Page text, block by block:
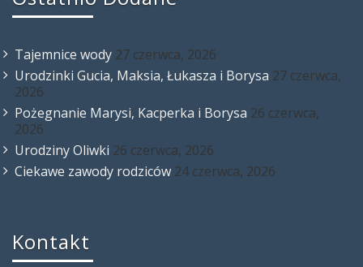
Tajemnice wody 27 czerwca, 2026
Urodzinki Gucia, Maksia, Łukasza i Borysa 27 czerwca,
2026
Pożegnanie Marysi, Kacperka i Borysa 26 czerwca,
2026
Urodziny Oliwki 26 czerwca, 2026
Ciekawe zawody rodziców 24 czerwca, 2026
Kontakt